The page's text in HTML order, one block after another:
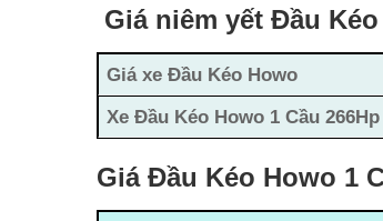
Giá niêm yết Đầu
Giá xe Đầu Kéo Howo
Xe Đầu Kéo Howo 1 Cầu 266Hp
Giá Đầu Kéo Howo 1